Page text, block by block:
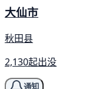
大仙市
秋田县
2,130起出没
通知